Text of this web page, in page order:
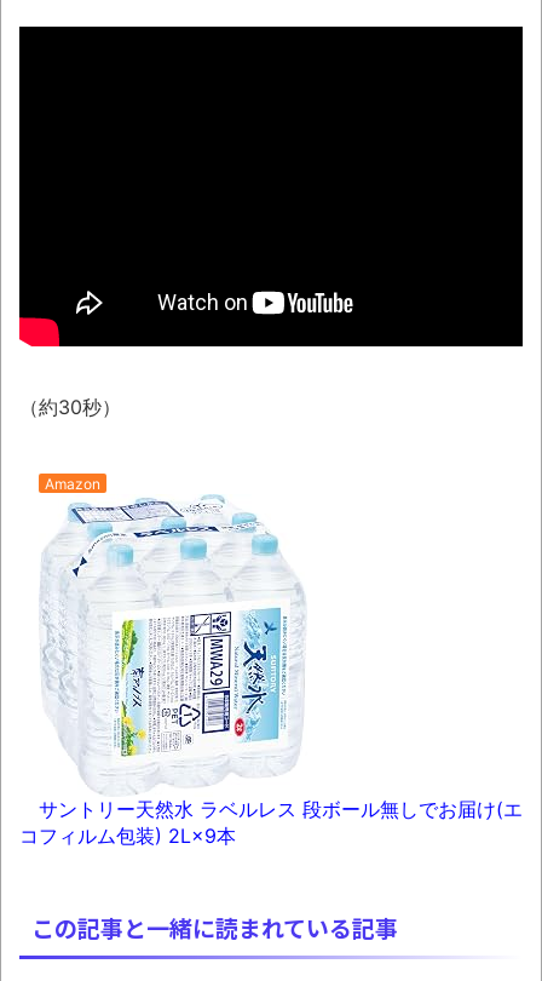
レトロパソコンの雑誌掲載プログラムリス
トを打ち込んだゲームプレイ動画で当時が懐か
「これで11万取られたの!?」あるX民が玄関
なった
「題名のない音楽会」ゲーム音楽批判から
36年 ～因果な逆転劇～
50歳になりました
凡庸な悪
お前らの身体の悩み教えてくれ
『FF15』が発売10周年！ノクティスフィギ
ュアなどが当たる記念くじが登場です
みんななんだかんだ言ってお金持ってんじ
ゃん
を売った結果ｗｗｗ」 ほか
【読書感想】山野辺太郎『いつか深い穴に
（約30秒）
Amazon
サントリー天然水 ラベルレス 段ボール無しでお届け(エ
コフィルム包装) 2L×9本
この記事と一緒に読まれている記事